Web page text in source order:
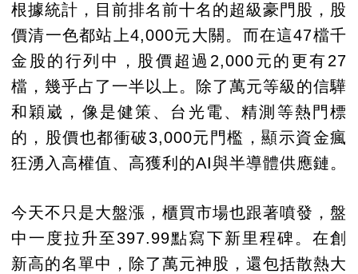
根據統計，目前排名前十名的超級豪門股，股
價清一色都站上4,000元大關。而在這47檔千
金股的行列中，股價超過2,000元的更有27
檔，幾乎占了一半以上。除了萬元等級的信驊
和穎崴，像是健策、台光電、精測等熱門標
的，股價也都衝破3,000元門檻，顯示資金瘋
狂湧入高權值、高獲利的AI與半導體供應鏈。
今天不只是大盤漲，櫃買市場也跟著噴發，盤
中一度拉升至397.99點寫下新里程碑。在創
新高的名單中，除了萬元神股，還包括散熱大